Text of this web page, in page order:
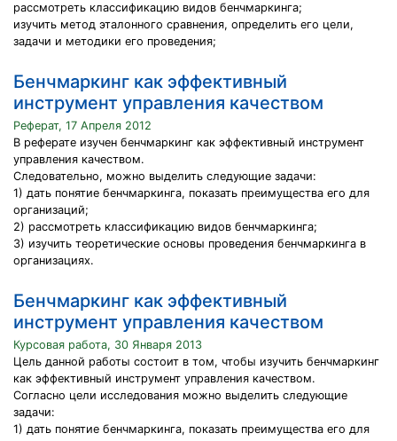
рассмотреть классификацию видов бенчмаркинга;
изучить метод эталонного сравнения, определить его цели,
задачи и методики его проведения;
Бенчмаркинг как эффективный
инструмент управления качеством
Реферат, 17 Апреля 2012
В реферате изучен бенчмаркинг как эффективный инструмент
управления качеством.
Следовательно, можно выделить следующие задачи:
1) дать понятие бенчмаркинга, показать преимущества его для
организаций;
2) рассмотреть классификацию видов бенчмаркинга;
3) изучить теоретические основы проведения бенчмаркинга в
организациях.
Бенчмаркинг как эффективный
инструмент управления качеством
Курсовая работа, 30 Января 2013
Цель данной работы состоит в том, чтобы изучить бенчмаркинг
как эффективный инструмент управления качеством.
Согласно цели исследования можно выделить следующие
задачи:
1) дать понятие бенчмаркинга, показать преимущества его для